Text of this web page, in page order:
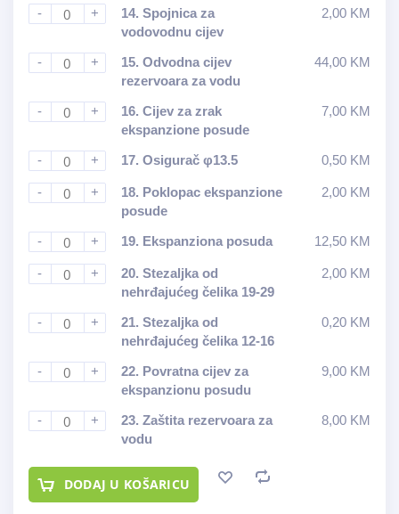
- + 14. Spojnica za
vodovodnu cijev
2,00 KM
- + 15. Odvodna cijev
rezervoara za vodu
44,00 KM
- + 16. Cijev za zrak
ekspanzione posude
7,00 KM
- + 17. Osigurač φ13.5 0,50 KM
- + 18. Poklopac ekspanzione
posude
2,00 KM
- + 19. Ekspanziona posuda 12,50 KM
- + 20. Stezaljka od
nehrđajućeg čelika 19-29
2,00 KM
- + 21. Stezaljka od
nehrđajućeg čelika 12-16
0,20 KM
- + 22. Povratna cijev za
ekspanzionu posudu
9,00 KM
- + 23. Zaštita rezervoara za
vodu
8,00 KM
DODAJ U KOŠARICU